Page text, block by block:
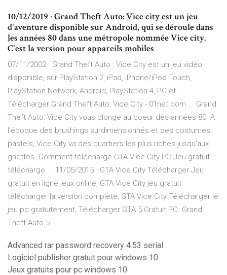
10/12/2019 · Grand Theft Auto: Vice city est un jeu
d'aventure disponible sur Android, qui se déroule dans
les années 80 dans une métropole nommée Vice city.
C'est la version pour appareils mobiles
07/11/2002 · Grand Theft Auto : Vice City est un jeu vidéo
disponible, sur PlayStation 2, iPad, iPhone/iPod Touch,
PlayStation Network, Android, PlayStation 4, PC et …
Télécharger Grand Theft Auto: Vice City - 01net.com ... Grand
Theft Auto: Vice City vous plonge au coeur des années 80. A
l'époque des brushings surdimensionnés et des costumes
pastels, Vice City va des quartiers les plus riches jusqu'aux
ghettos. Comment télécharge GTA Vice City PC Jeu gratuit
télécharge ... 11/05/2015 · GTA Vice City Télécharger Jeu
gratuit en ligne jeux online, GTA Vice City jeu gratuit
télécharger la version complète, GTA Vice City Télécharger le
jeu pc gratuitement, Télécharger GTA 5 Gratuit PC. Grand
Theft Auto 5 ...
Advanced rar password recovery 4.53 serial
Logiciel publisher gratuit pour windows 10
Jeux gratuits pour pc windows 10